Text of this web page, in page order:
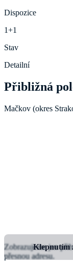
Dispozice
1+1
Stav
Detailní
Přibližná
Mačkov (okres
Klepnutím
Zobrazujeme jen
přesnou adresu.